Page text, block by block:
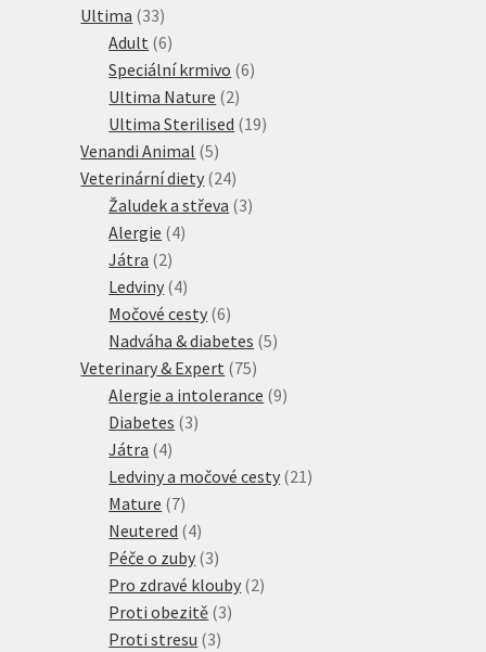
Ultima 3333
produktů
Adult 66
produktů
Speciální krmivo 66
Ultima Nature 22
produkty
Ultima Sterilised 1919
Venandi Animal 55
produktů
Veterinární diety 2424
produktů
Žaludek a střeva 33
Alergie 44
Játra 22
produkty
Ledviny 44
produkty
Močové cesty 66
produktů
Nadváha & diabetes 55
Veterinary & Expert 7575
produktů
Alergie a intolerance 99
Diabetes 33
Játra 44
produkty
Ledviny a močové cesty 21 21
Mature 77
produktů
Neutered 44
produkty
Péče o zuby 33
produkty
Pro zdravé klouby 22
Proti obezitě 33
Proti stresu 33